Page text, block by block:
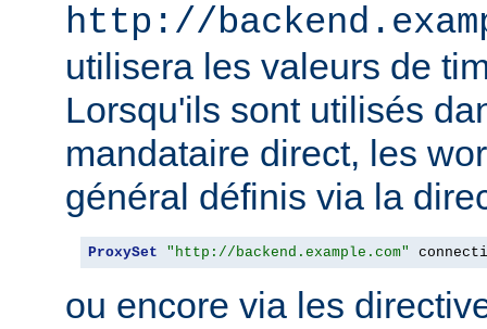
http://
utilisera les valeurs de
Lorsqu'ils sont utilisés
mandataire direct, les
général définis via la
ProxySet "http://backend.example.com"
ou encore via les